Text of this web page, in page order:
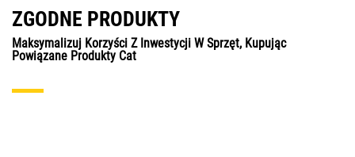
ZGODNE PRODUKTY
Maksymalizuj Korzyści Z Inwestycji W Sprzęt, Kupując
Powiązane Produkty Cat